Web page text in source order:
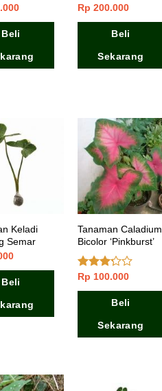
5.00
Beli
Dinilai5.00
dari 5
Rp 200.000
Beli
Sekarang
Keladi
Semar
Beli
Tanaman Caladium
Bicolor ‘Pinkburst’
Dinilai
3.00
Rp 100.000
Beli
Sekarang